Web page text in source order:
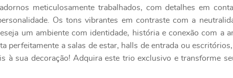
meticulosamente trabalhados, com detalhes em
Os tons vibrantes em contraste com a
um ambiente com identidade, história e conexão com a
perfeitamente a salas de estar, halls de entrada ou
à sua decoração! Adquira este trio exclusivo e transforme